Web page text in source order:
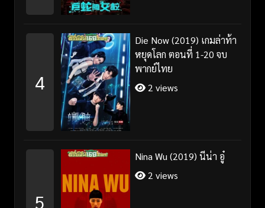
4
Die Now (2019) เกมล่าท้า
หยุดโลก ตอนที่ 1-20 จบ
พากย์ไทย
2 views
5
Nina Wu (2019) นีน่า อู๋
2 views